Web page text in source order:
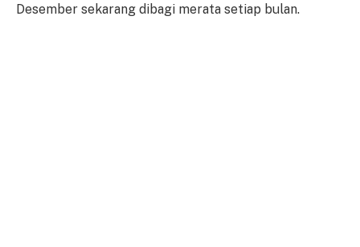
Desember sekarang dibagi merata setiap bulan.